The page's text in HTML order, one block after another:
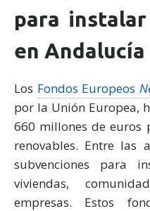
para
en Andalucía
Los Fondos Europeos
por la Unión Europea,
660 millones de euros
renovables. Entre las
subvenciones para
viviendas,
empresas. Estos